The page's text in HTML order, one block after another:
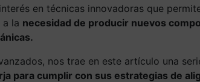
en técnicas innovadoras que
a la necesidad de producir nuevos
nos trae en este artículo una
para cumplir con sus estrategias de